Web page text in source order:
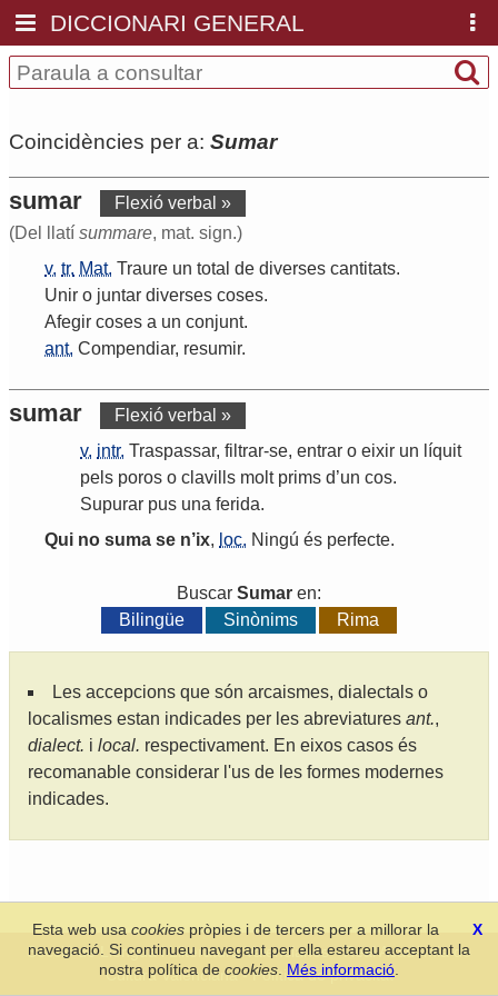
DICCIONARI GENERAL
Coincidències per a: Sumar
sumar
Flexió verbal »
(Del llatí summare, mat. sign.)
v. tr. Mat. Traure un total de diverses cantitats.
Unir o juntar diverses coses.
Afegir coses a un conjunt.
ant. Compendiar, resumir.
sumar
Flexió verbal »
v. intr. Traspassar, filtrar-se, entrar o eixir un líquit
pels poros o clavills molt prims d’un cos.
Supurar pus una ferida.
Qui no suma se n’ix, loc. Ningú és perfecte.
Buscar Sumar en:
Bilingüe
Sinònims Rima
Les accepcions que són arcaismes, dialectals o
localismes estan indicades per les abreviatures ant.,
dialect. i local. respectivament. En eixos casos és
recomanable considerar l'us de les formes modernes
indicades.
Secció de Llengua i Lliteratura Valencianes-Real Acadèmia de
Cultura Valenciana-Política de privacitat
X
Esta web usacookies pròpies i de tercers per a millorar la
navegació. Si continueu navegant per ella estareu acceptant la
nostra política de cookies Més informació